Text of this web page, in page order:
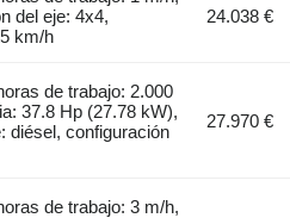
del eje: 4x4,
km/h
24.038 €
de trabajo: 2.000
37.8 Hp (27.78 kW),
diésel, configuración
27.970 €
de trabajo: 3 m/h,